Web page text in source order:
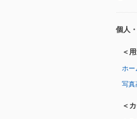
個人
＜
ホー
写真
＜